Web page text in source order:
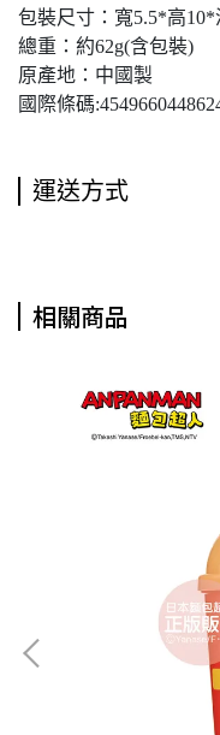
包裝尺寸：寬5.5*高10*
總重：約62g(含包裝)
原產地：中國製
國際條碼
運送方式
相關商品